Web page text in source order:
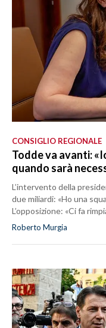
CONSIGLIO REGIONALE
Todde va avanti:
quando sarà
L’intervento della
due miliardi: «Ho una
L’opposizione: «Ci fa
Roberto Murgia